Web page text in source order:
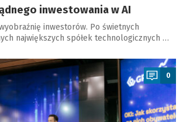
inwestowania w AI
inwestorów. Po świetnych
największych spółek technologicznych …
0